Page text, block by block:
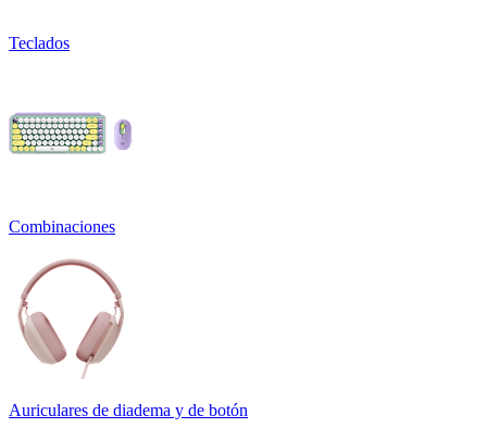
Teclados
Combinaciones
Auriculares de diadema y de botón